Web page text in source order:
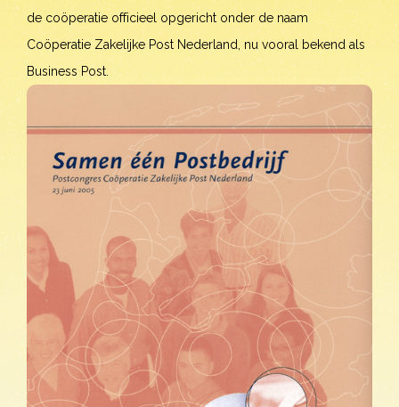
de coöperatie officieel opgericht onder de naam
Coöperatie Zakelijke Post Nederland, nu vooral bekend als
Business Post.